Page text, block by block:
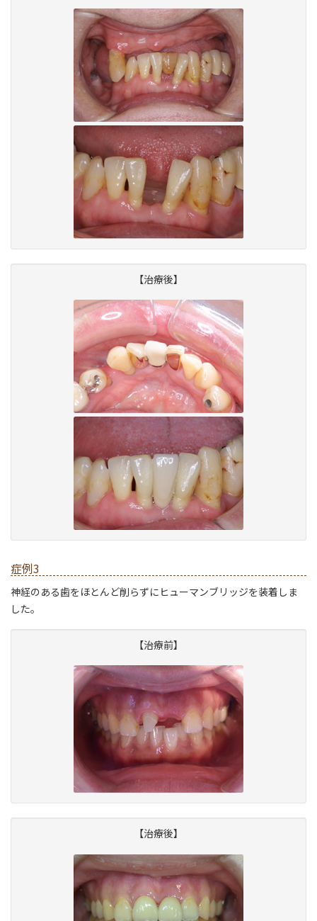
【治療後】
症例3
神経のある歯をほとんど削らずにヒューマンブリッジを装着しま
した。
【治療前】
【治療後】